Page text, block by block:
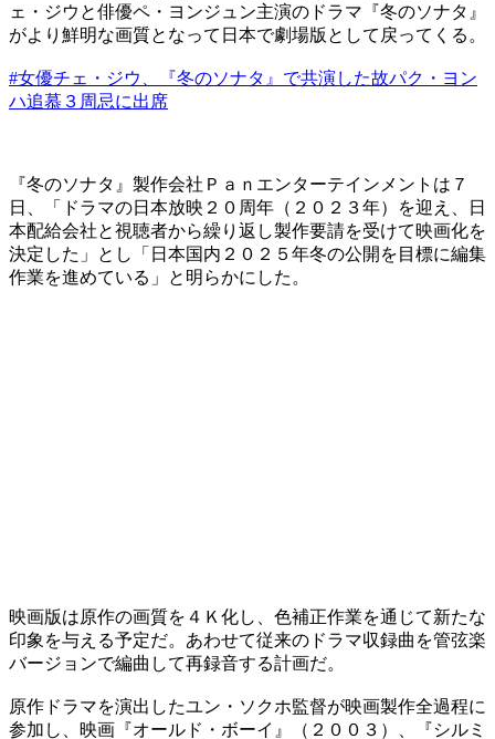
ェ・ジウと俳優ペ・ヨンジュン主演のドラマ『冬のソナタ』
がより鮮明な画質となって日本で劇場版として戻ってくる。
#女優チェ・ジウ、『冬のソナタ』で共演した故パク・ヨン
ハ追慕３周忌に出席
『冬のソナタ』製作会社Ｐａｎエンターテインメントは７
日、「ドラマの日本放映２０周年（２０２３年）を迎え、日
本配給会社と視聴者から繰り返し製作要請を受けて映画化を
決定した」とし「日本国内２０２５年冬の公開を目標に編集
作業を進めている」と明らかにした。
映画版は原作の画質を４Ｋ化し、色補正作業を通じて新たな
印象を与える予定だ。あわせて従来のドラマ収録曲を管弦楽
バージョンで編曲して再録音する計画だ。
原作ドラマを演出したユン・ソクホ監督が映画製作全過程に
参加し、映画『オールド・ボーイ』（２００３）、『シルミ